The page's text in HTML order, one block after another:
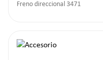
Freno direccional 3471